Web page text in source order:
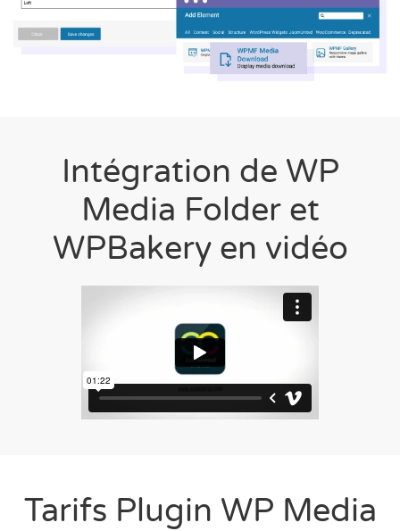
Intégration de WP
Media Folder et
WPBakery en vidéo
Tarifs Plugin WP Media